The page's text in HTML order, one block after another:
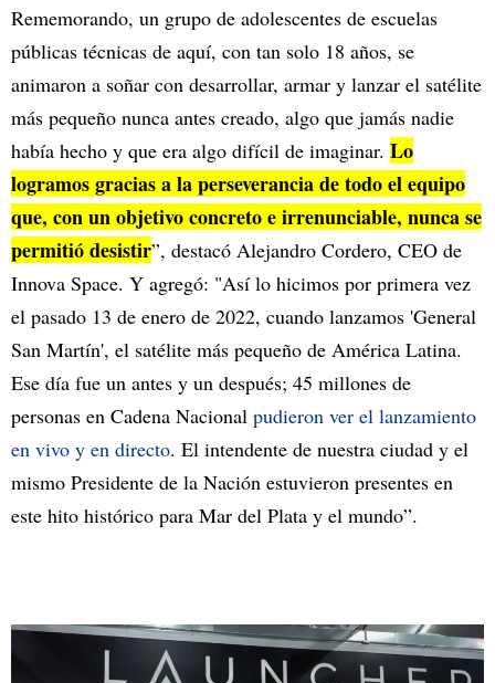
Rememorando, un grupo de adolescentes de escuelas
públicas técnicas de aquí, con tan solo 18 años, se
animaron a soñar con desarrollar, armar y lanzar el satélite
más pequeño nunca antes creado, algo que jamás nadie
había hecho y que era algo difícil de imaginar. Lo
logramos gracias a la perseverancia de todo el equipo
que, con un objetivo concreto e irrenunciable, nunca se
permitió desistir”, destacó Alejandro Cordero, CEO de
Innova Space. Y agregó: "Así lo hicimos por primera vez
el pasado 13 de enero de 2022, cuando lanzamos 'General
San Martín', el satélite más pequeño de América Latina.
Ese día fue un antes y un después; 45 millones de
personas en Cadena Nacional pudieron ver el lanzamiento
en vivo y en directo. El intendente de nuestra ciudad y el
mismo Presidente de la Nación estuvieron presentes en
este hito histórico para Mar del Plata y el mundo”.